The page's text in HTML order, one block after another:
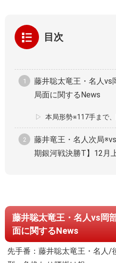
目次
藤井聡太竜王・名人vs
局面に関するNews
本局形勢※117手まで
藤井竜王・名人次局
期銀河戦決勝T】12月
藤井聡太竜王・名人vs岡
面に関するNews
先手番：藤井聡太竜王・名人